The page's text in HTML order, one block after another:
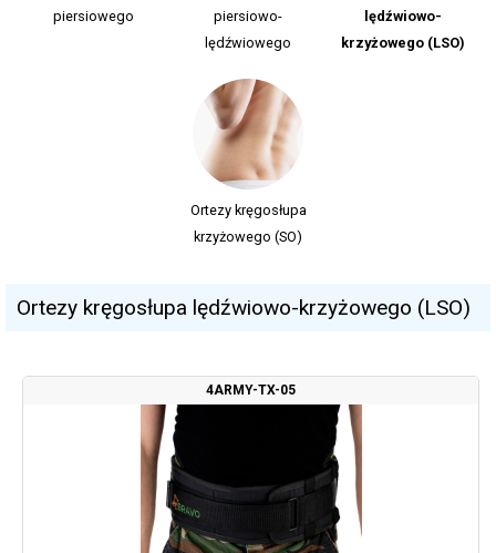
piersiowego
piersiowo-
lędźwiowego
lędźwiowo-
krzyżowego (LSO)
Ortezy kręgosłupa
krzyżowego (SO)
Ortezy kręgosłupa lędźwiowo-krzyżowego (LSO)
4ARMY-TX-05